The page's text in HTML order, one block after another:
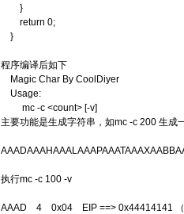
}
return 0;
}
程序编译后如下
Magic Char By CoolDiyer
Usage:
mc -c <count> [-v]
主要功能是生成字符串，如mc -c 200 生成
执行mc -c 100 -v
AAAD 4 0x04 EIP ==> 0x44414141 （